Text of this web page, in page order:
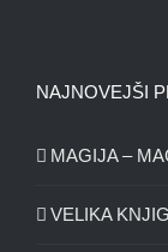
NAJNOVEJŠI
MAGIJA –
VELIKA